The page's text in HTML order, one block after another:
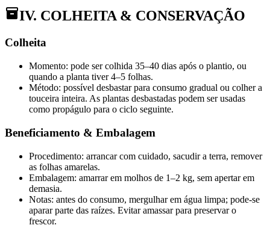
IV. COLHEITA & CONSERVAÇÃO
Colheita
Momento: pode ser colhida 35–40 dias após o plantio, ou
quando a planta tiver 4–5 folhas.
Método: possível desbastar para consumo gradual ou colher a
touceira inteira. As plantas desbastadas podem ser usadas
como propágulo para o ciclo seguinte.
Beneficiamento & Embalagem
Procedimento: arrancar com cuidado, sacudir a terra, remover
as folhas amarelas.
Embalagem: amarrar em molhos de 1–2 kg, sem apertar em
demasia.
Notas: antes do consumo, mergulhar em água limpa; pode-se
aparar parte das raízes. Evitar amassar para preservar o
frescor.